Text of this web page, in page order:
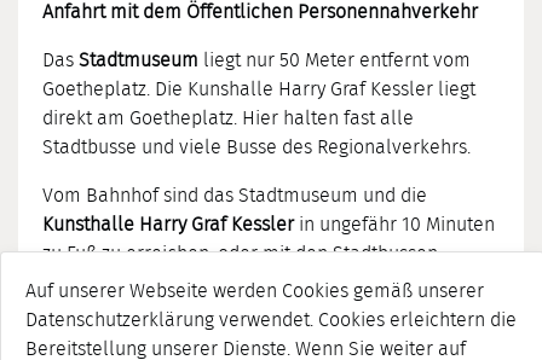
Auf unserer Webseite werden Cookies gemäß unserer
Datenschutzerklärung verwendet. Cookies erleichtern die
Bereitstellung unserer Dienste. Wenn Sie weiter auf
Anfahrt mit dem Öffentlichen Personennahverkehr
Das Stadtmuseum liegt nur 50 Meter entfernt vom
Goetheplatz. Die Kunshalle Harry Graf Kessler liegt
direkt am Goetheplatz. Hier halten fast alle
Stadtbusse und viele Busse des Regionalverkehrs.
Vom Bahnhof sind das Stadtmuseum und die
Kunsthalle Harry Graf Kesslerin ungefähr 10 Minuten
zu Fuß zu erreichen, oder mit den Stadtbussen
Richtung Stadtmitte, Haltestelle Goetheplatz.
Linie 1 Richtung Ehringsdorf und Belvedere